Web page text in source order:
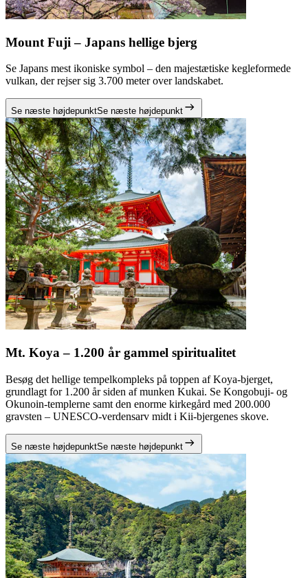
Mount Fuji – Japans hellige bjerg
Se Japans mest ikoniske symbol – den majestætiske kegleformede
vulkan, der rejser sig 3.700 meter over landskabet.
Se næste højdepunktSe næste højdepunkt
Mt. Koya – 1.200 år gammel spiritualitet
Besøg det hellige tempelkompleks på toppen af Koya-bjerget,
grundlagt for 1.200 år siden af munken Kukai. Se Kongobuji- og
Okunoin-templerne samt den enorme kirkegård med 200.000
gravsten – UNESCO-verdensarv midt i Kii-bjergenes skove.
Se næste højdepunktSe næste højdepunkt